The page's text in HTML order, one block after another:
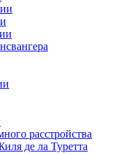
расстройства
де ла Туретта